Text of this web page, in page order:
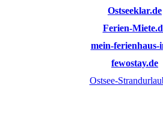
Ostseeklar.de
Ferien-
mein-ferienhaus-
fewostay.de
Ostsee-